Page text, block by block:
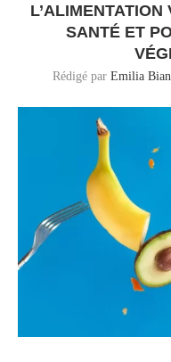
SANTÉ ET
Rédigé par Emilia